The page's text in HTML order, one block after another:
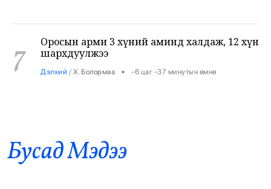
7
шархдуулжээ
Дэлхий/Х. Болормаа • -6 цаг -37 минутын өмнө
Бусад Mэдээ